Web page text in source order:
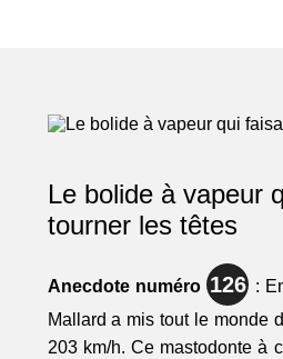
Le bolide à vapeur
tourner les têtes
Anecdote numéro 126 :
Mallard a mis tout le monde
203 km/h. Ce mastodonte à